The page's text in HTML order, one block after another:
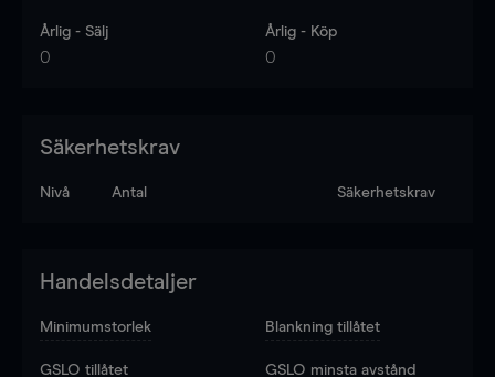
Årlig - Sälj
0
Årlig - Köp
0
Säkerhetskrav
Nivå Antal Säkerhetskrav
Handelsdetaljer
Minimumstorlek Blankning tillåtet
GSLO tillåtet GSLO minsta avstånd